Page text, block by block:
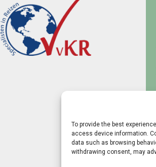
To provide the best
access device information.
data such as browsing
withdrawing consent, may